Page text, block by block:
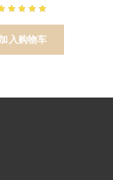
加入购物车